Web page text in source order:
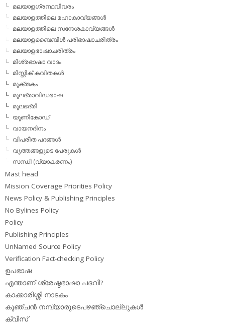
മലയാളഗ്രന്ഥവിവരം
മലയാളത്തിലെ മഹാകാവ്യങ്ങള്‍
മലയാളത്തിലെ സന്ദേശകാവ്യങ്ങള്‍
മലയാളബൈബിള്‍ പരിഭാഷാചരിത്രം
മലയാളഭാഷാചരിത്രം
മിശ്രഭാഷാ വാദം
മിസ്റ്റിക് കവിതകള്‍
മുക്തകം
മൂലദ്രാവിഡഭാഷ
മൂലഭദ്രി
യൂണികോഡ്
വായനദിനം
വിപരീത പദങ്ങള്‍
വൃത്തങ്ങളുടെ പേരുകള്‍
സന്ധി (വ്യാകരണം)
Mast head
Mission Coverage Priorities Policy
News Policy & Publishing Principles
No Bylines Policy
Policy
Publishing Principles
UnNamed Source Policy
Verification Fact-checking Policy
ഉപഭാഷ
എന്താണ് ശ്രേഷ്ഠഭാഷാ പദവി?
കാക്കാരിശ്ശി നാടകം
കുഞ്ചന്‍ നമ്പ്യാരുടെപഴഞ്ചൊല്ലുകള്‍
ക്വിസ്